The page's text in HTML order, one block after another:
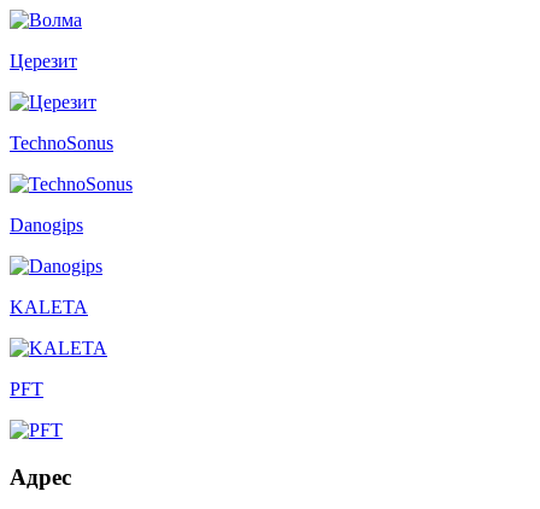
Церезит
TechnoSonus
Danogips
KALETA
PFT
Адрес